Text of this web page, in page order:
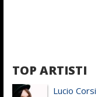
TOP ARTISTI
Lucio Corsi